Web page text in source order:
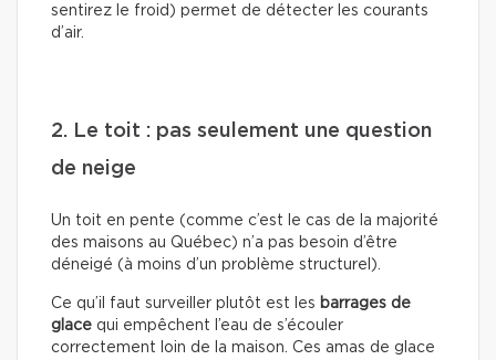
sentirez le froid) permet de détecter les courants
d’air.
2. Le toit : pas seulement une question
de neige
Un toit en pente (comme c’est le cas de la majorité
des maisons au Québec) n’a pas besoin d’être
déneigé (à moins d’un problème structurel).
Ce qu’il faut surveiller plutôt est les barrages de
glace qui empêchent l’eau de s’écouler
correctement loin de la maison. Ces amas de glace